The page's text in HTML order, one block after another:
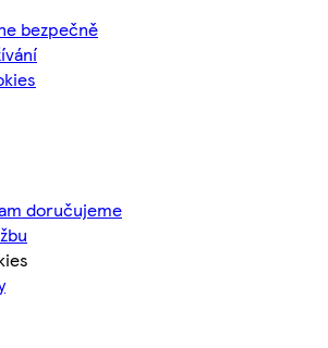
bezpečně
doručujeme